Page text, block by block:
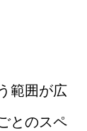
範囲が広
とのスペ